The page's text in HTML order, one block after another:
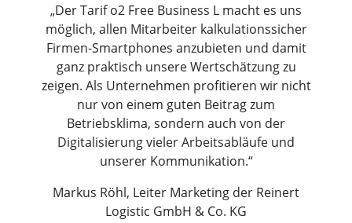
„Der Tarif o2 Free Business L macht es uns
möglich, allen Mitarbeiter kalkulationssicher
Firmen-Smartphones anzubieten und damit
ganz praktisch unsere Wertschätzung zu
zeigen. Als Unternehmen profitieren wir nicht
nur von einem guten Beitrag zum
Betriebsklima, sondern auch von der
Digitalisierung vieler Arbeitsabläufe und
unserer Kommunikation.“
Markus Röhl, Leiter Marketing der Reinert
Logistic GmbH & Co. KG